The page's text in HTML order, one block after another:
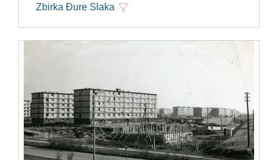
Zbirka Đure Slaka